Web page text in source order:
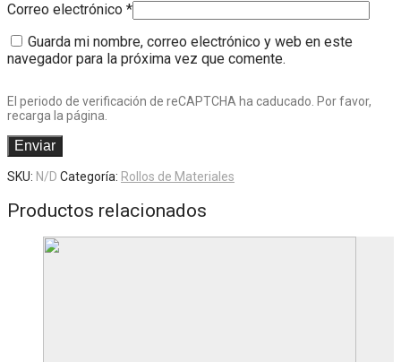
Correo electrónico *
Guarda mi nombre, correo electrónico y web en este
navegador para la próxima vez que comente.
El periodo de verificación de reCAPTCHA ha caducado. Por favor,
recarga la página.
SKU: N/D Categoría: Rollos de Materiales
Productos relacionados